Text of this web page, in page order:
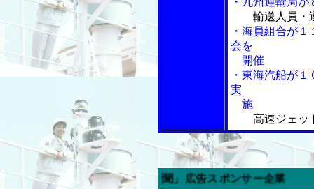
輸送人員・
・海員組合が
会を
開催
・東海汽船が
実
施
高速ジェッ
今週の「内航海運新聞」広告スポンサー企業